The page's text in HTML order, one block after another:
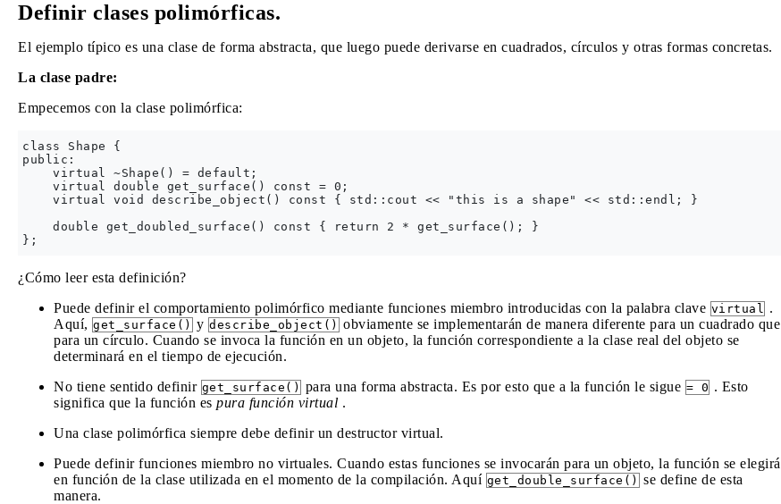
Definir clases polimórficas.
El ejemplo típico es una clase de forma abstracta, que luego puede derivarse en cuadrados, círculos y otras formas concretas.
La clase padre:
Empecemos con la clase polimórfica:
class Shape {
public:
    virtual ~Shape() = default;
    virtual double get_surface() const = 0;
    virtual void describe_object() const { std::cout << "this is a shape" << std::endl; }
    double get_doubled_surface() const { return 2 * get_surface(); }
¿Cómo leer esta definición?
Puede definir el comportamiento polimórfico mediante funciones miembro introducidas con la palabra clave virtual .
Aquí, get_surface() y describe_object() obviamente se implementarán de manera diferente para un cuadrado que
para un círculo. Cuando se invoca la función en un objeto, la función correspondiente a la clase real del objeto se
determinará en el tiempo de ejecución.
No tiene sentido definir get_surface() para una forma abstracta. Es por esto que a la función le sigue = 0 . Esto
significa que la función es pura función virtual .
Una clase polimórfica siempre debe definir un destructor virtual.
Puede definir funciones miembro no virtuales. Cuando estas funciones se invocarán para un objeto, la función se elegirá
en función de la clase utilizada en el momento de la compilación. Aquí get_double_surface() se define de esta
manera.